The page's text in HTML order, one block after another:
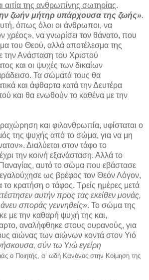
αιτία της ανθρωπίνης σωτηρίας.
ζωήν μήτηρ υπάρχουσα της ζωής».
όπως όλοι οι άνθρωποι, να
χρέος», να γνωρίσει τον θάνατο, που
του Θεού, αλλά αποτέλεσμα της
την Ανάσταση του Χριστού
και οι ψυχές των δικαίων
Τα σώματά τους θα
και άφθαρτα κατά την Δευτέρα
και θα ενωθούν το καθένα με την
και φιλανθρωπία, υφίσταται ο
της ψυχής από το σώμα, για να μη
Διαλύεται στον τάφο το
την κοινή εξανάσταση. Αλλά το
αυτό το σώμα που εβάστασε
εγαλούχησε ως βρέφος τον Θεόν Λόγον,
το κρατήση ο τάφος. Τρείς ημέρες μετά
αυτήν προς τας εκείθεν μονάς,
σποράς γεννηθείς». Το σώμα της
με την καθαρή ψυχή της και,
αναλήφθηκε στους ουρανούς, για
αιώνας των αιώνων κοντά στον Υιό
σύν τω Υιώ εγείρη
ο Ποιητής, α’ ωδή Κανόνος στην Κοίμηση της